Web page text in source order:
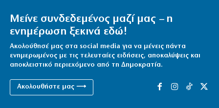
Μείνε συνδεδεμένος μαζί μας – η
ενημέρωση ξεκινά εδώ!
Ακολούθησέ μας στα social media για να μένεις πάντα
ενημερωμένος με τις τελευταίες ειδήσεις, αποκαλύψεις και
αποκλειστικό περιεχόμενο από τη Δημοκρατία.
Ακολουθήστε μας ⟶